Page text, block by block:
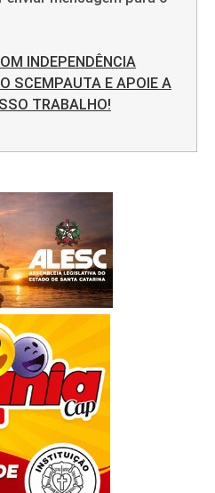
INDEPENDÊNCIA
SCEMPAUTA E APOIE A
TRABALHO!